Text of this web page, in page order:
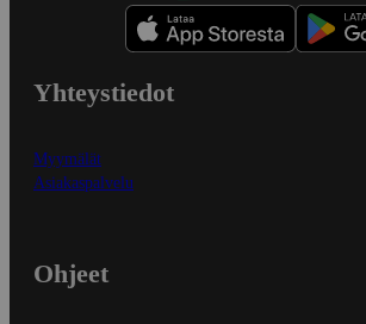
Yhteystiedot
Myymälät
Asiakaspalvelu
Ohjeet